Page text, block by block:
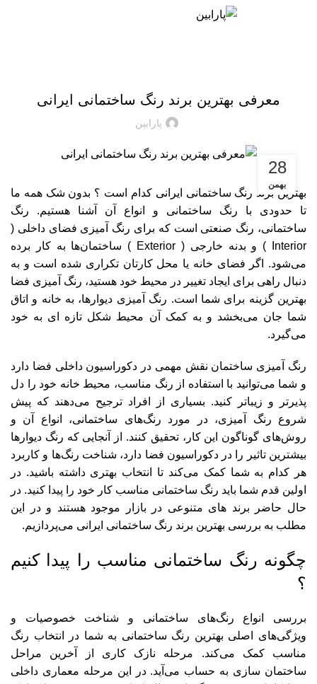
معرفی بهترین برند رنگ ساختمانی ایرانی
پارابین
28
بهمن
بهترین برند رنگ ساختمانی ایرانی کدام است ؟ بدون شک همه ما
تا حدودی با رنگ ساختمانی و انواع آن آشنا هستیم. رنگ
ساختمانی، رنگ صنعتی است که برای رنگ آمیزی فضای داخلی (
Interior ) و بدنه خارجی ( Exterior ) ساختمان‌ها به کار برده
می‌شود. اگر فضای خانه یا محل کارتان تکراری شده است و به
دنبال راهی برای ایجاد تغییر در محیط خود هستید، رنگ آمیزی فضا
بهترین گزینه برای شما است. رنگ آمیزی دیوارها، به خانه و اتاق
شما جان می‌بخشد و به کمک آن محیط شکل تازه ای به خود
می‌گیرد.
رنگ آمیزی ساختمان نقش مهمی در دکوراسیون داخلی فضا دارد
و شما می‌توانید با استفاده از رنگ مناسب، محیط خانه خود را دل
پذیر‌تر و زیباتر کنید. بسیاری از افراد ترجیح می‌دهند که پیش
شروع رنگ آمیزی، در مورد رنگ‌های ساختمانی، انواع آن و
روش‌های گوناگون این کار، تحقیق کنند. از آنجایی که رنگ دیوارها
بیشترین تاثیر را در دکوراسیون فضا دارد، شناخت رنگ‌ها و کاربرد
هر کدام به شما کمک می‌کند تا انتخاب بهتری داشته باشید. در
اولین قدم شما باید رنگ ساختمانی مناسب کار خود را پیدا کنید. در
حال حاضر برند های متنوعی در بازار موجود هستند و در این
مطلب به بررسی بهترین برند رنگ ساختمانی ایرانی می‌پردازیم.
چگونه رنگ ساختمانی مناسب را پیدا کنیم
؟
بررسی انواع رنگ‌های ساختمانی و شناخت خصوصیات و
ویژگی‌های اصلی بهترین رنگ ساختمانی به شما در انتخاب رنگ
مناسب کمک می‌کند. مرحله نازک کاری از آخرین مراحل
ساختمان سازی به حساب می‌آید. در این مرحله معماری داخلی